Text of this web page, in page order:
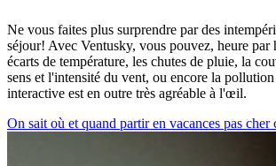
Ne vous faites plus surprendre par des
séjour! Avec Ventusky, vous pouvez, heure par
écarts de température, les chutes de pluie, la
sens et l'intensité du vent, ou encore la
interactive est en outre très agréable à l'œil.
On sait où et quand partir en vacances pas cher